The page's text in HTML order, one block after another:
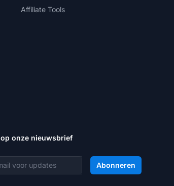
Affiliate Tools
onze nieuwsbrief
Abonneren